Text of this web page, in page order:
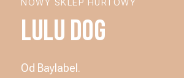
NOWY SKLEP HURTOWY
LULU DOG
Od Baylabel.